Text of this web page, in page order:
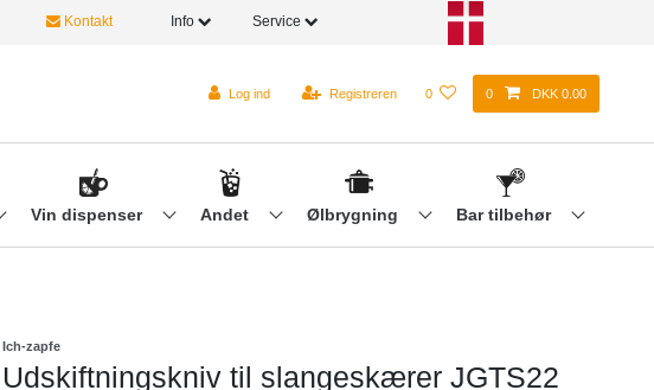
Kontakt Info Service
Log ind Registreren 0 0 DKK 0.00
Vin dispenser Andet Ølbrygning Bar tilbehør
Ich-zapfe
Udskiftningskniv til slangeskærer JGTS22